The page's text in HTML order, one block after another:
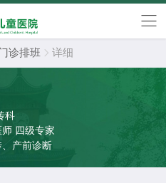
诊排班  详细
科
四级专家
、产前诊断